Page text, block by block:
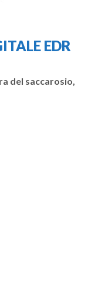
EDR
del saccarosio,